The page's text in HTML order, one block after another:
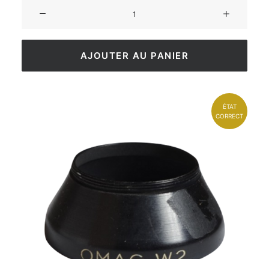
AJOUTER AU PANIER
ÉTAT
CORRECT